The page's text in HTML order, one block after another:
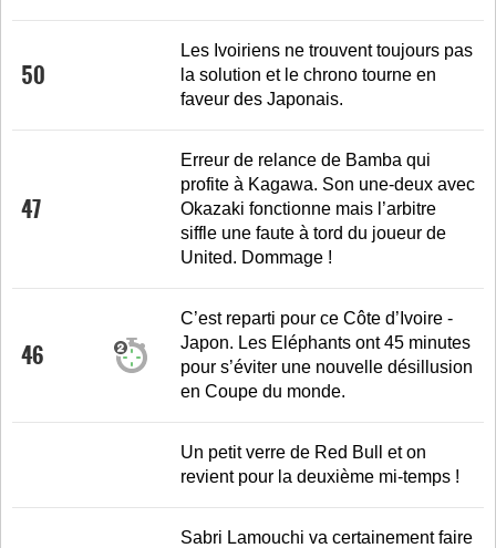
50
Les Ivoiriens ne trouvent toujours pas
la solution et le chrono tourne en
faveur des Japonais.
47
Erreur de relance de Bamba qui
profite à Kagawa. Son une-deux avec
Okazaki fonctionne mais l’arbitre
siffle une faute à tord du joueur de
United. Dommage !
46
C’est reparti pour ce Côte d’Ivoire -
Japon. Les Eléphants ont 45 minutes
pour s’éviter une nouvelle désillusion
en Coupe du monde.
Un petit verre de Red Bull et on
revient pour la deuxième mi-temps !
Sabri Lamouchi va certainement faire